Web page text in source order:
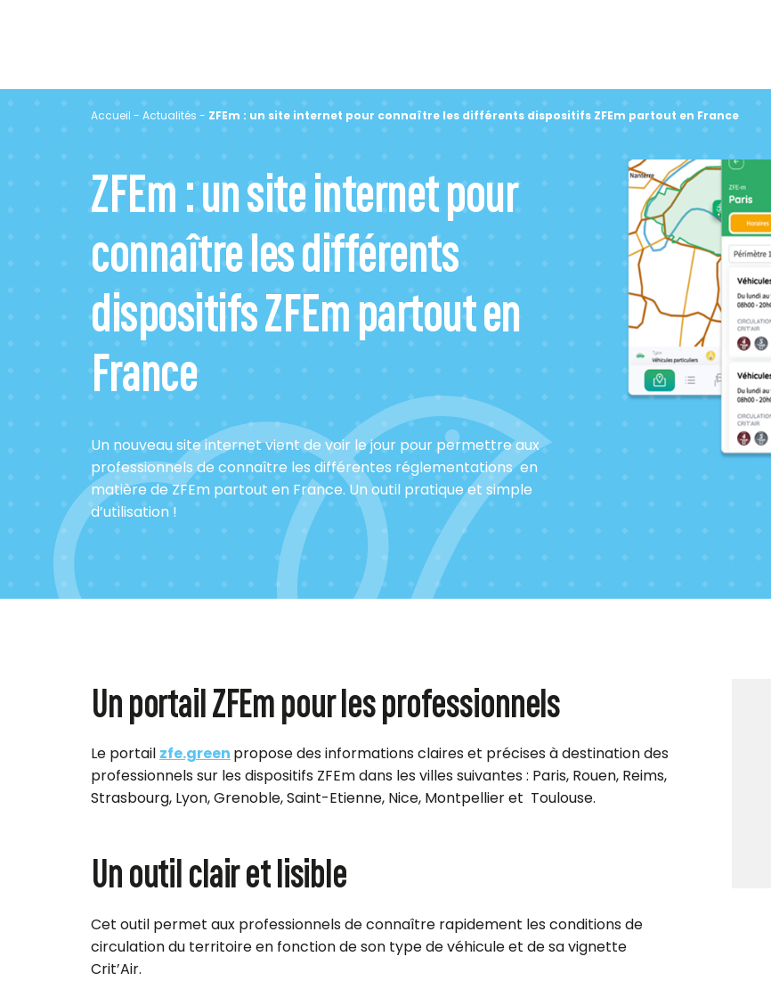
Accueil - Actualités - ZFEm : un site internet pour connaître les différents dispositifs ZFEm partout en France
ZFEm : un site internet pour
connaître les différents
dispositifs ZFEm partout en
France
Un nouveau site internet vient de voir le jour pour permettre aux
professionnels de connaître les différentes réglementations en
matière de ZFEm partout en France. Un outil pratique et simple
d’utilisation !
Un portail ZFEm pour les professionnels
Le portail zfe.green propose des informations claires et précises à destination des
professionnels sur les dispositifs ZFEm dans les villes suivantes : Paris, Rouen, Reims,
Strasbourg, Lyon, Grenoble, Saint-Etienne, Nice, Montpellier et Toulouse.
Un outil clair et lisible
Cet outil permet aux professionnels de connaître rapidement les conditions de
circulation du territoire en fonction de son type de véhicule et de sa vignette
Crit’Air.